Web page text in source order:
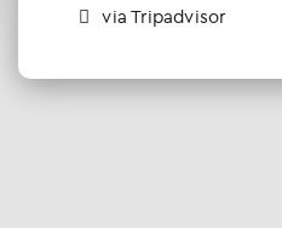
via Tripadvisor